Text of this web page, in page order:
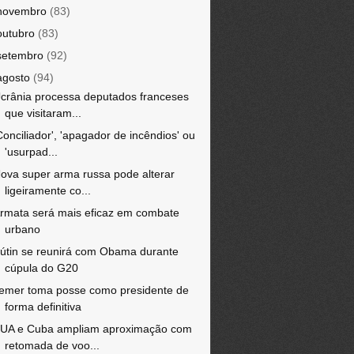
(83)
(83)
(92)
(94)
processa deputados franceses
que visitaram...
'apagador de incêndios' ou
'usurpad...
super arma russa pode alterar
ligeiramente co...
será mais eficaz em combate
urbano
se reunirá com Obama durante
cúpula do G20
toma posse como presidente de
forma definitiva
e Cuba ampliam aproximação com
retomada de voo...